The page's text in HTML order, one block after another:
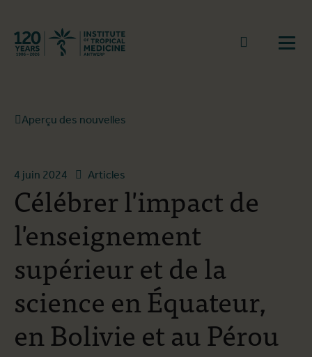
Retourner à la page d'accueil
go to
Aperçu des nouvelles
4 juin 2024 Articles
Célébrer l'impact de
l'enseignement
supérieur et de la
science en Équateur,
en Bolivie et au Pérou